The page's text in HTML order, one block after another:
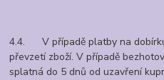
4.4. V případě platby na
převzetí zboží. V případě
splatná do 5 dnů od uzavření